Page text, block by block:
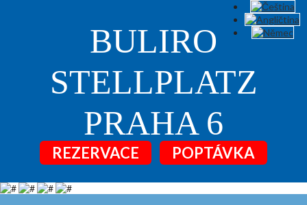
BULIRO
STELLPLATZ
PRAHA 6
REZERVACE POPTÁVKA